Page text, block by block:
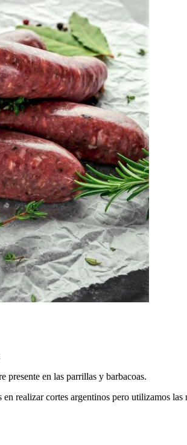
presente en las parrillas y barbacoas.
en realizar cortes argentinos pero utilizamos